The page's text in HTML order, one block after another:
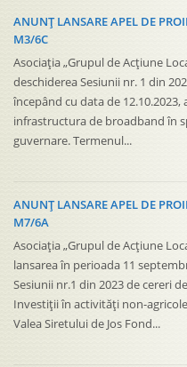
ANUNȚ LANSARE APEL DE
M3/6C
Asociația „Grupul de Acțiune
deschiderea Sesiunii nr. 1 din
începând cu data de
infrastructura de broadband în
guvernare. Termenul...
ANUNȚ LANSARE APEL DE
M7/6A
Asociația „Grupul de Acțiune
lansarea în perioada 11
Sesiunii nr.1 din 2023 de cereri
Investiții în activități non-
Valea Siretului de Jos Fond...